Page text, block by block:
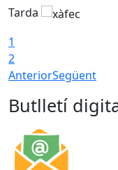
Tarda
1
2
AnteriorSegüent
Butlletí